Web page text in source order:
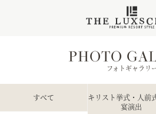
PHOTO
フォトギャラリ
すべて
キリスト挙式・人前
宴演出